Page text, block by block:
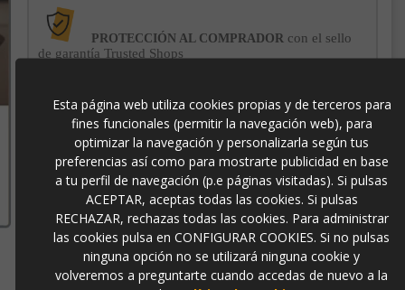
PROTECCIÓN AL COMPRADOR con el sello
de garantía Trusted Shops
-3% DE DESCUENTO EXTRApara pagos con
transferencia bancaria
724524
8435435341596
Esta página web utiliza cookies propias y de terceros para
fines funcionales (permitir la navegación web), para
optimizar la navegación y personalizarla según tus
preferencias así como para mostrarte publicidad en base
a tu perfil de navegación (p.e páginas visitadas). Si pulsas
ACEPTAR, aceptas todas las cookies. Si pulsas
RECHAZAR, rechazas todas las cookies. Para administrar
las cookies pulsa en CONFIGURAR COOKIES. Si no pulsas
ninguna opción no se utilizará ninguna cookie y
volveremos a preguntarte cuando accedas de nuevo a la